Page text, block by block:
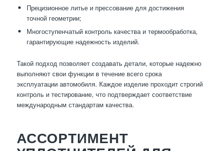
Прецизионное литье и прессование для достижения
точной геометрии;
Многоступенчатый контроль качества и термообработка,
гарантирующие надежность изделий.
Такой подход позволяет создавать детали, которые надежно
выполняют свои функции в течение всего срока
эксплуатации автомобиля. Каждое изделие проходит строгий
контроль и тестирование, что подтверждает соответствие
международным стандартам качества.
АССОРТИМЕНТ